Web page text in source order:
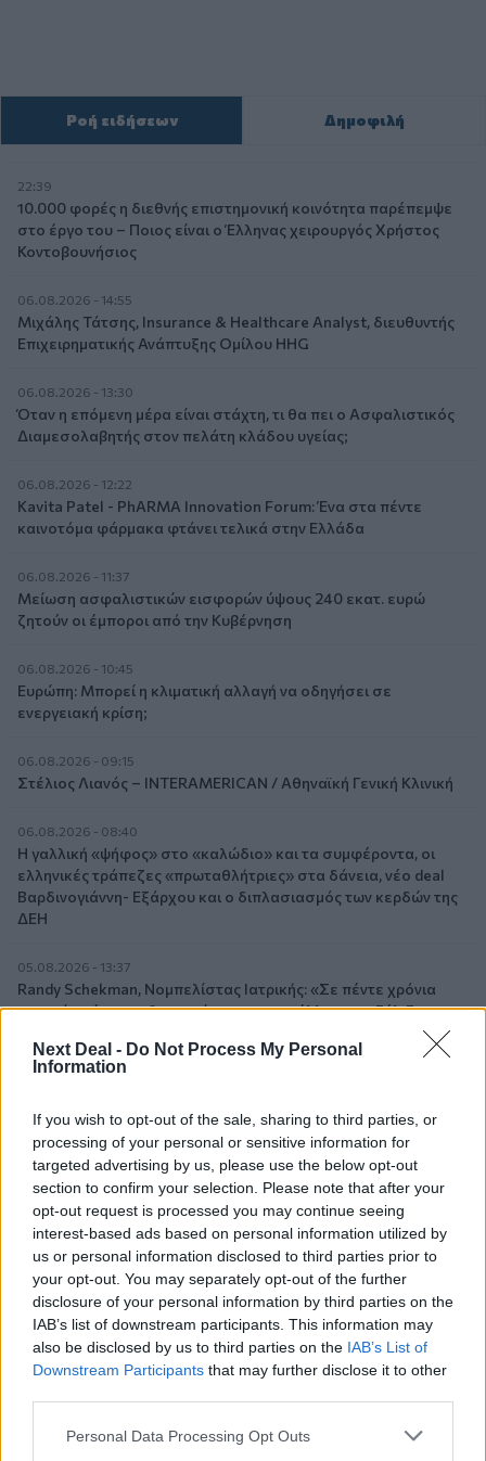
Next Deal - Do Not Process My Personal
Information
If you wish to opt-out of the sale, sharing to third parties, or
processing of your personal or sensitive information for
targeted advertising by us, please use the below opt-out
section to confirm your selection. Please note that after your
opt-out request is processed you may continue seeing
interest-based ads based on personal information utilized by
us or personal information disclosed to third parties prior to
your opt-out. You may separately opt-out of the further
disclosure of your personal information by third parties on the
IAB’s list of downstream participants. This information may
also be disclosed by us to third parties on the IAB’s List of
Downstream Participants that may further disclose it to other
Personal Data Processing Opt Outs
Ροή ειδήσεων Δημοφιλή
22:39
10.000 φορές η διεθνής επιστημονική κοινότητα παρέπεμψε
στο έργο του – Ποιος είναι ο Έλληνας χειρουργός Χρήστος
Κοντοβουνήσιος
06.08.2026 - 14:55
Μιχάλης Τάτσης, Insurance & Healthcare Analyst, διευθυντής
Επιχειρηματικής Ανάπτυξης Ομίλου HHG
06.08.2026 - 13:30
Όταν η επόμενη μέρα είναι στάχτη, τι θα πει ο Ασφαλιστικός
Διαμεσολαβητής στον πελάτη κλάδου υγείας;
06.08.2026 - 12:22
Kavita Patel - PhARMA Innovation Forum: Ένα στα πέντε
καινοτόμα φάρμακα φτάνει τελικά στην Ελλάδα
06.08.2026 - 11:37
Μείωση ασφαλιστικών εισφορών ύψους 240 εκατ. ευρώ
ζητούν οι έμποροι από την Κυβέρνηση
06.08.2026 - 10:45
Ευρώπη: Μπορεί η κλιματική αλλαγή να οδηγήσει σε
ενεργειακή κρίση;
06.08.2026 - 09:15
Στέλιος Λιανός – INTERAMERICAN / Αθηναϊκή Γενική Κλινική
06.08.2026 - 08:40
Η γαλλική «ψήφος» στο «καλώδιο» και τα συμφέροντα, οι
ελληνικές τράπεζες «πρωταθλήτριες» στα δάνεια, νέο deal
Βαρδινογιάννη- Εξάρχου και ο διπλασιασμός των κερδών της
ΔΕΗ
05.08.2026 - 13:37
Randy Schekman, Νομπελίστας Ιατρικής: «Σε πέντε χρόνια
μπορεί να έχουμε θεραπεία που αναστέλλει την εξέλιξη του
παρονομαστή το κοινό συμφέρον
05.08.2026 - 12:11
Αντώνης Βουκλαρής - «ΕΡΡΙΚΟΣ ΝΤΥΝΑΝ»
05.08.2026 - 11:30
Η νέα εποχή στην εκπαίδευση των ασφαλιστικών
διαμεσολαβητών
Ξεκινούν οι αιτήσεις στο vouchers.gov.gr για το Πρόγραμμα
«Τουρισμός για όλους 2026-2027»
05.08.2026 - 10:19
WWF: Περισσότερα από 180.000 στρέμματα καμένων